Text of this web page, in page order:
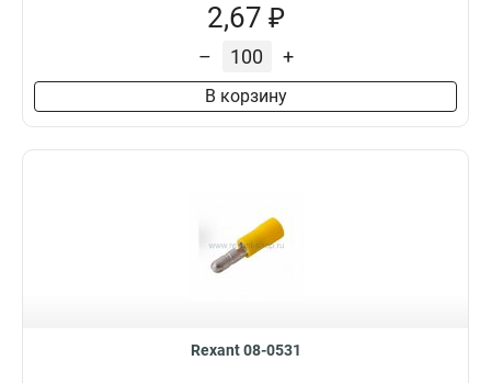
2,67 ₽
– +
В корзину
Rexant 08-0531